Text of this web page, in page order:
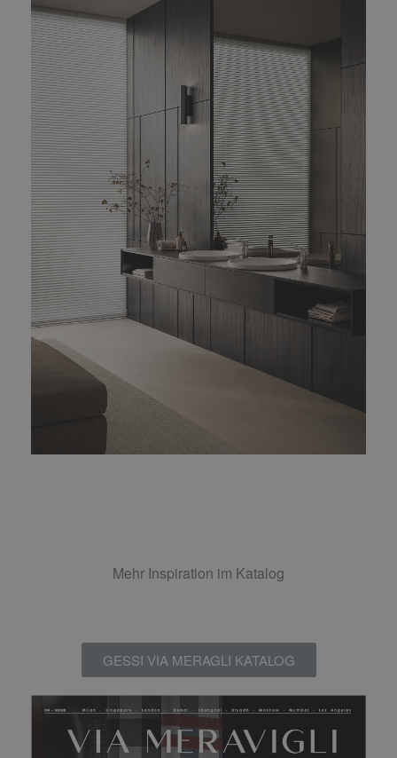
Mehr Inspiration im Katalog
GESSI VIA MERAGLI KATALOG